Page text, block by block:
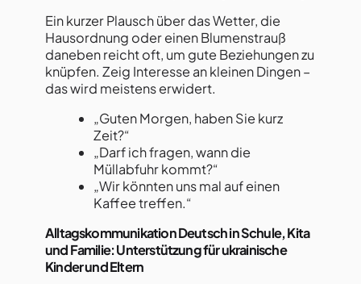
Ein kurzer Plausch über das Wetter, die
Hausordnung oder einen Blumenstrauß
daneben reicht oft, um gute Beziehungen zu
knüpfen. Zeig Interesse an kleinen Dingen –
das wird meistens erwidert.
„Guten Morgen, haben Sie kurz
Zeit?“
„Darf ich fragen, wann die
Müllabfuhr kommt?“
„Wir könnten uns mal auf einen
Kaffee treffen.“
Alltagskommunikation Deutsch in Schule, Kita
und Familie: Unterstützung für ukrainische
Kinder und Eltern